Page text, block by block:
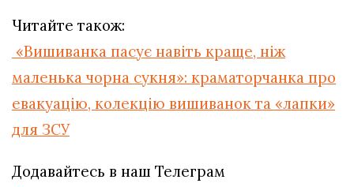
Читайте також:
«Вишиванка пасує навіть краще, ніж
маленька чорна сукня»: краматорчанка про
евакуацію, колекцію вишиванок та «лапки»
для ЗСУ
Додавайтесь в наш Телеграм